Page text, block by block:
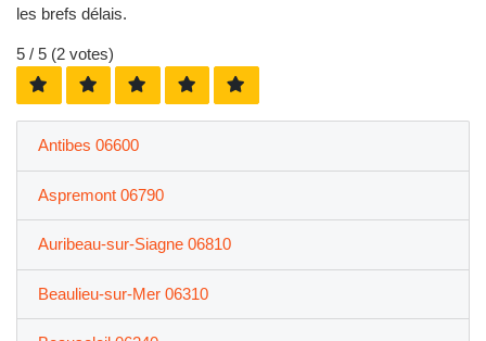
les brefs délais.
5 / 5 (2 votes)
Antibes 06600
Aspremont 06790
Auribeau-sur-Siagne 06810
Beaulieu-sur-Mer 06310